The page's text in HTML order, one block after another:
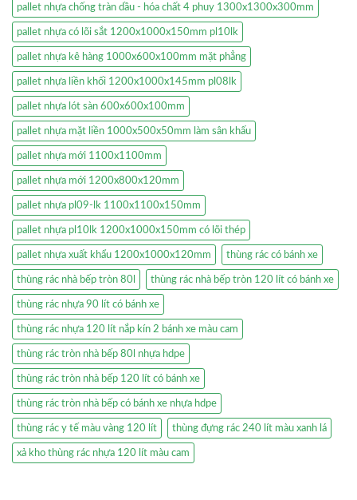
pallet nhựa chống tràn dầu - hóa chất 4 phuy 1300x1300x300mm
pallet nhựa có lõi sắt 1200x1000x150mm pl10lk
pallet nhựa kê hàng 1000x600x100mm mặt phẳng
pallet nhựa liền khối 1200x1000x145mm pl08lk
pallet nhựa lót sàn 600x600x100mm
pallet nhựa mặt liền 1000x500x50mm làm sân khấu
pallet nhựa mới 1100x1100mm
pallet nhựa mới 1200x800x120mm
pallet nhựa pl09-lk 1100x1100x150mm
pallet nhựa pl10lk 1200x1000x150mm có lõi thép
pallet nhựa xuất khẩu 1200x1000x120mm thùng rác có bánh xe
thùng rác nhà bếp tròn 80l thùng rác nhà bếp tròn 120 lít có bánh xe
thùng rác nhựa 90 lít có bánh xe
thùng rác nhựa 120 lít nắp kín 2 bánh xe màu cam
thùng rác tròn nhà bếp 80l nhựa hdpe
thùng rác tròn nhà bếp 120 lít có bánh xe
thùng rác tròn nhà bếp có bánh xe nhựa hdpe
thùng rác y tế màu vàng 120 lít thùng đựng rác 240 lít màu xanh lá
xả kho thùng rác nhựa 120 lít màu cam